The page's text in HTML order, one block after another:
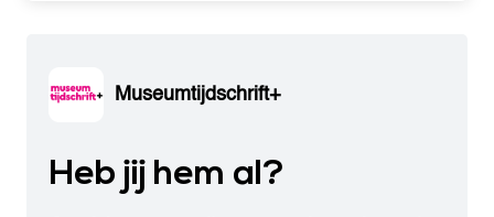
Museumtijdschrift+
Heb jij hem al?